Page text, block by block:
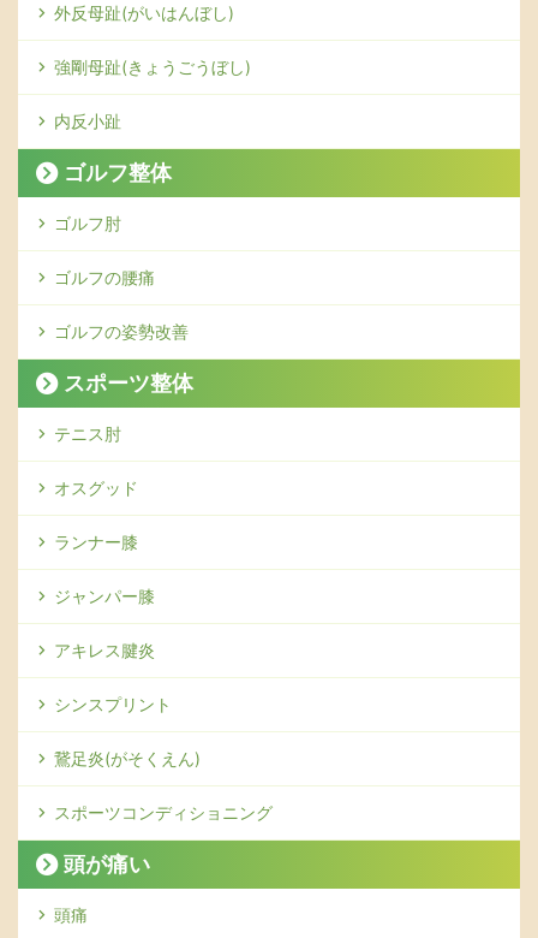
外反母趾(がいはんぼし)
強剛母趾(きょうごうぼし)
内反小趾
ゴルフ整体
ゴルフ肘
ゴルフの腰痛
ゴルフの姿勢改善
スポーツ整体
テニス肘
オスグッド
ランナー膝
ジャンパー膝
アキレス腱炎
シンスプリント
鵞足炎(がそくえん)
スポーツコンディショニング
頭が痛い
頭痛